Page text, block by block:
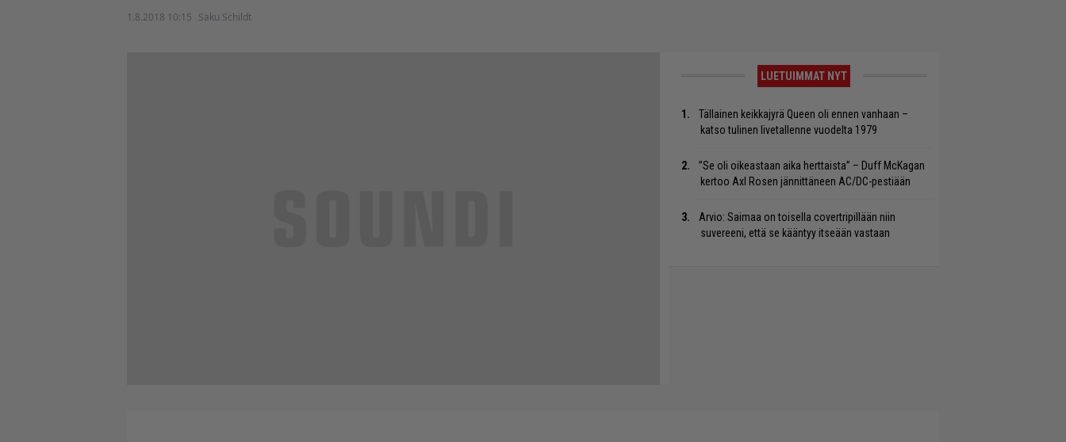
1.8.2018 10:15 Saku Schildt
LUETUIMMAT NYT
Tällainen keikkajyrä Queen oli ennen vanhaan –
katso tulinen livetallenne vuodelta 1979
”Se oli oikeastaan aika herttaista” – Duff McKagan
kertoo Axl Rosen jännittäneen AC/DC-pestiään
Arvio: Saimaa on toisella covertripillään niin
suvereeni, että se kääntyy itseään vastaan